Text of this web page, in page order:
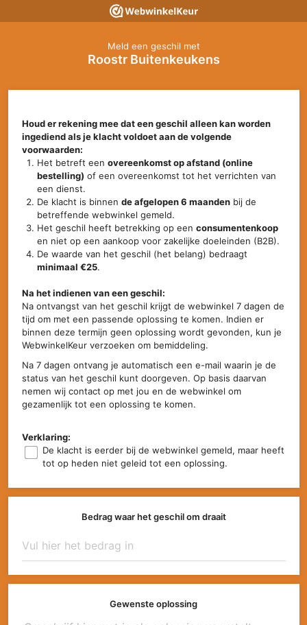
Meld een geschil met
Roostr Buitenkeukens
Houd er rekening mee dat een geschil alleen kan worden
ingediend als je klacht voldoet aan de volgende
voorwaarden:
Het betreft eenovereenkomst op afstand (online
bestelling) of een overeenkomst tot het verrichten van
een dienst.
De klacht is binnende afgelopen 6 maanden bij de
betreffende webwinkel gemeld.
Het geschil heeft betrekking op eenconsumentenkoop
en niet op een aankoop voor zakelijke doeleinden (B2B).
De waarde van het geschil (het belang) bedraagt
minimaal €25.
Na het indienen van een geschil:
Na ontvangst van het geschil krijgt de webwinkel 7 dagen de
tijd om met een passende oplossing te komen. Indien er
binnen deze termijn geen oplossing wordt gevonden, kun je
WebwinkelKeur verzoeken om bemiddeling.
Na 7 dagen ontvang je automatisch een e-mail waarin je de
status van het geschil kunt doorgeven. Op basis daarvan
nemen wij contact op met jou en de webwinkel om
gezamenlijk tot een oplossing te komen.
Verklaring:
De klacht is eerder bij de webwinkel gemeld, maar heeft
tot op heden niet geleid tot een oplossing.
Bedrag waar het geschil om draait
Gewenste oplossing